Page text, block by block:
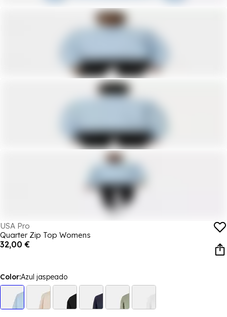
USA Pro
Quarter Zip Top Womens
32,00 €
Color:Azul jaspeado